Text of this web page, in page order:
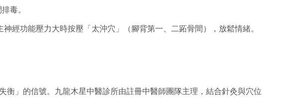
毒。
經功能壓力大時按壓「太沖穴」（腳背第一、二跖骨間），放鬆情緒。
衡」的信號。九龍木星中醫診所由註冊中醫師團隊主理，結合針灸與穴位